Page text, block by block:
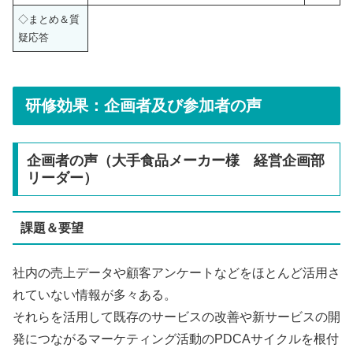
◇まとめ＆質
疑応答
研修効果：企画者及び参加者の声
企画者の声（大手食品メーカー様 経営企画部
リーダー）
課題＆要望
社内の売上データや顧客アンケートなどをほとんど活用さ
れていない情報が多々ある。
それらを活用して既存のサービスの改善や新サービスの開
発につながるマーケティング活動のPDCAサイクルを根付